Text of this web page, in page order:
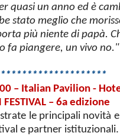
quasi un anno ed è
stato meglio che
più niente di papà.
fa piangere, un vivo no."
– Italian Pavilion -
FESTIVAL – 6a edizione
le principali novità
e partner istituzionali.